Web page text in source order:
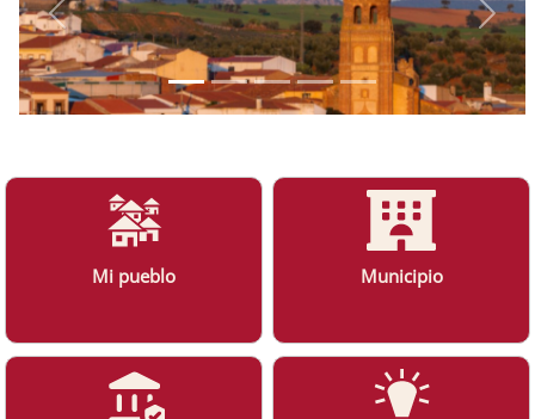
Mi pueblo Municipio